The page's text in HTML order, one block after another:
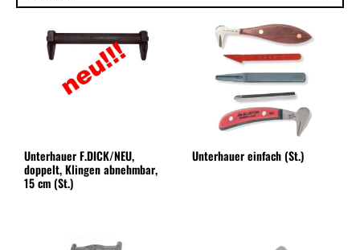
Unterhauer F.DICK/NEU,
doppelt, Klingen abnehmbar,
15 cm (St.)
Unterhauer einfach (St.)